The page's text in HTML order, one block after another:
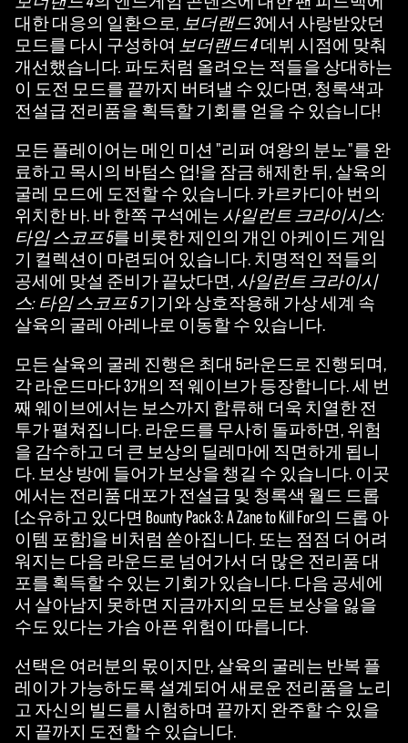
대한 대응의 일환으로, 보더랜드 3에서 사랑받았던
모드를 다시 구성하여 보더랜드 4데뷔 시점에 맞춰
개선했습니다. 파도처럼 올려오는 적들을 상대하는
이 도전 모드를 끝까지 버텨낼 수 있다면, 청록색과
전설급 전리품을 획득할 기회를 얻을 수 있습니다!
모든 플레이어는 메인 미션 "리퍼 여왕의 분노"를 완
료하고 목시의 바텀스 업!을 잠금 해제한 뒤, 살육의
굴레 모드에 도전할 수 있습니다. 카르카디아 번의
위치한 바. 바 한쪽 구석에는 사일런트 크라이시스:
타임 스코프 5를 비롯한 제인의 개인 아케이드 게임
기 컬렉션이 마련되어 있습니다. 치명적인 적들의
공세에 맞설 준비가 끝났다면, 사일런트 크라이시
스: 타임 스코프 5기기와 상호작용해 가상 세계 속
살육의 굴레 아레나로 이동할 수 있습니다.
모든 살육의 굴레 진행은 최대 5라운드로 진행되며,
각 라운드마다 3개의 적 웨이브가 등장합니다. 세 번
째 웨이브에서는 보스까지 합류해 더욱 치열한 전
투가 펼쳐집니다. 라운드를 무사히 돌파하면, 위험
을 감수하고 더 큰 보상의 딜레마에 직면하게 됩니
다. 보상 방에 들어가 보상을 챙길 수 있습니다. 이곳
에서는 전리품 대포가 전설급 및 청록색 월드 드롭
(소유하고 있다면 Bounty Pack 3: A Zane to Kill For의 드롭 아
이템 포함)을 비처럼 쏟아집니다. 또는 점점 더 어려
워지는 다음 라운드로 넘어가서 더 많은 전리품 대
포를 획득할 수 있는 기회가 있습니다. 다음 공세에
서 살아남지 못하면 지금까지의 모든 보상을 잃을
수도 있다는 가슴 아픈 위험이 따릅니다.
선택은 여러분의 몫이지만, 살육의 굴레는 반복 플
레이가 가능하도록 설계되어 새로운 전리품을 노리
고 자신의 빌드를 시험하며 끝까지 완주할 수 있을
지 끝까지 도전할 수 있습니다.